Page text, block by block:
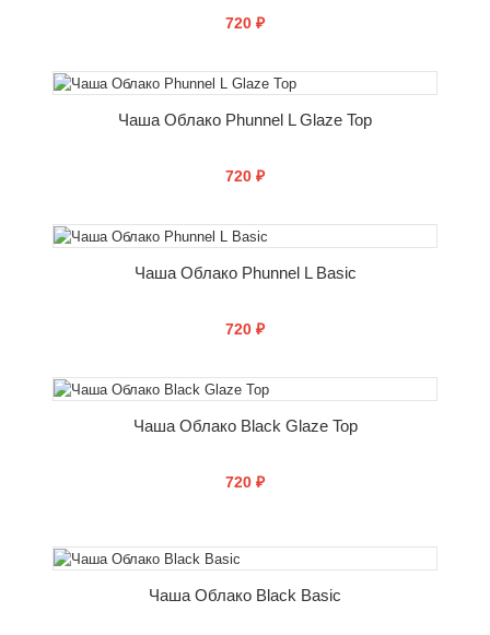
720 ₽
СООБЩИТЬ О ПОСТУПЛЕНИИ
Чаша Облако Phunnel L Glaze Top
720 ₽
СООБЩИТЬ О ПОСТУПЛЕНИИ
Чаша Облако Phunnel L Basic
720 ₽
СООБЩИТЬ О ПОСТУПЛЕНИИ
Чаша Облако Black Glaze Top
720 ₽
СООБЩИТЬ О ПОСТУПЛЕНИИ
Чаша Облако Black Basic